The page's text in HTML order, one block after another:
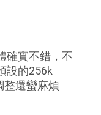
確實不錯，不
設的256k
整還蠻麻煩